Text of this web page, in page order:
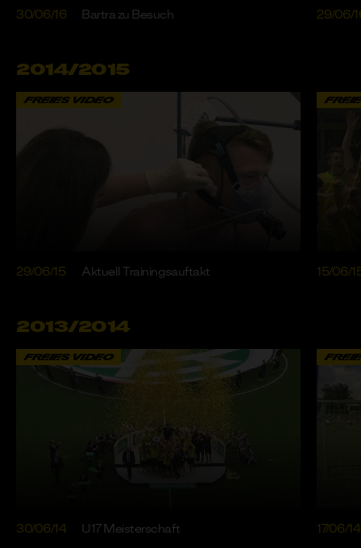
30/06/16 Bartra zu Besuch 29/06/
2014/2015
FREIES VIDEO
29/06/15 Aktuell Trainingsauftakt 15/06/
2013/2014
FREIES VIDEO
30/06/14 U17 Meisterschaft 17/06/14